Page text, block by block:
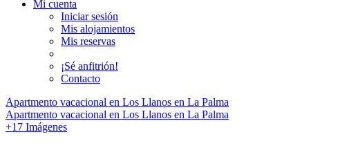
Mi cuenta
Iniciar sesión
Mis alojamientos
Mis reservas
¡Sé anfitrión!
Contacto
Apartmento vacacional en Los Llanos en La Palma
Apartmento vacacional en Los Llanos en La Palma
+17 Imágenes